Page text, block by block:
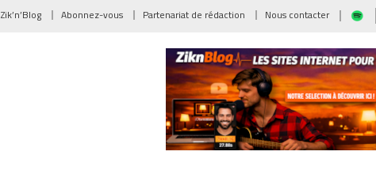
Abonnez-vous Partenariat de rédaction Nous contacter